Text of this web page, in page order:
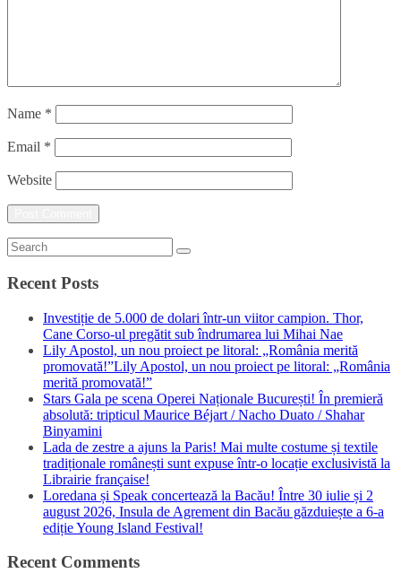
Name *
Email *
Website
Recent Posts
Investiție de 5.000 de dolari într-un viitor campion. Thor,
Cane Corso-ul pregătit sub îndrumarea lui Mihai Nae
Lily Apostol, un nou proiect pe litoral: „România merită
promovată!”Lily Apostol, un nou proiect pe litoral: „România
merită promovată!”
Stars Gala pe scena Operei Naționale București! În premieră
absolută: tripticul Maurice Béjart / Nacho Duato / Shahar
Binyamini
Lada de zestre a ajuns la Paris! Mai multe costume și textile
tradiționale românești sunt expuse într-o locație exclusivistă la
Librairie française!
Loredana și Speak concertează la Bacău! Între 30 iulie și 2
august 2026, Insula de Agrement din Bacău găzduiește a 6-a
ediție Young Island Festival!
Recent Comments